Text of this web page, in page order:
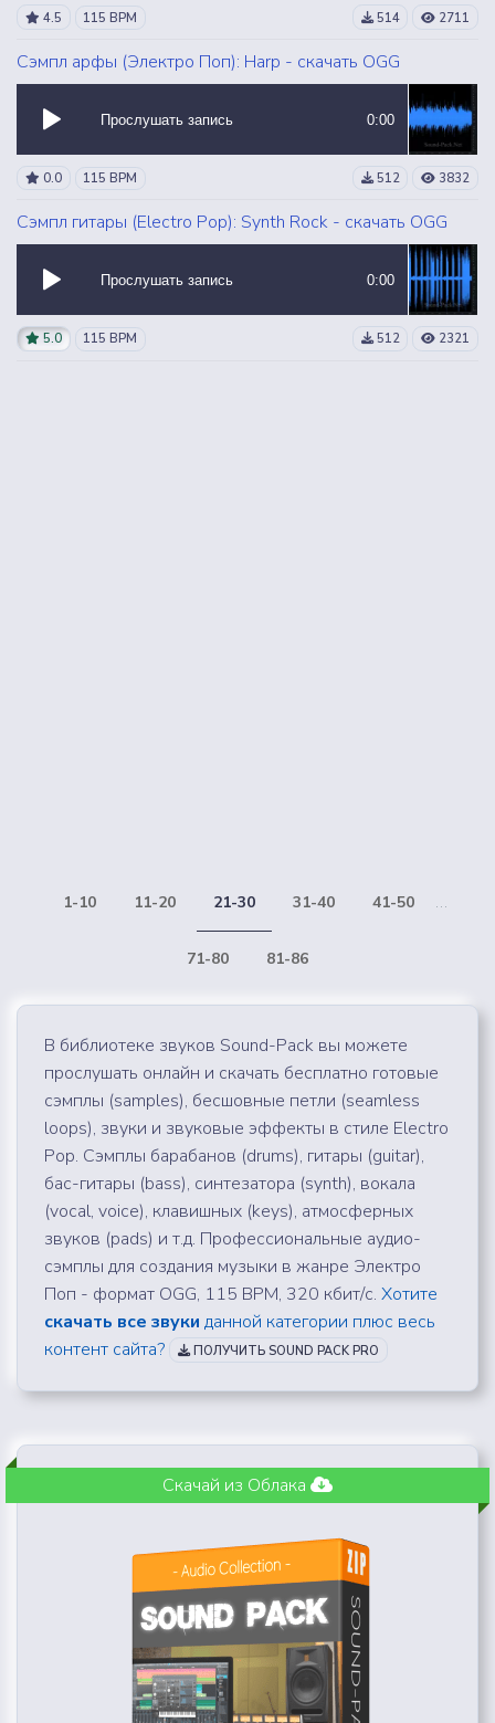
4.5 115 BPM 514 2711
Сэмпл арфы (Электро Поп): Harp - скачать OGG
Прослушать запись 0:00
0.0 115 BPM 512 3832
Сэмпл гитары (Electro Pop): Synth Rock - скачать OGG
Прослушать запись 0:00
5.0 115 BPM 512 2321
1-10 11-20 21-30 31-40 41-50 ...
71-80 81-86
В библиотеке звуков Sound-Pack вы можете
прослушать онлайн и скачать бесплатно готовые
сэмплы (samples), бесшовные петли (seamless
loops), звуки и звуковые эффекты в стиле Electro
Pop. Сэмплы барабанов (drums), гитары (guitar),
бас-гитары (bass), синтезатора (synth), вокала
(vocal, voice), клавишных (keys), атмосферных
звуков (pads) и т.д. Профессиональные аудио-
сэмплы для создания музыки в жанре Электро
Поп - формат OGG, 115 BPM, 320 кбит/с. Хотите
скачать все звуки данной категории плюс весь
контент сайта?
ПОЛУЧИТЬ SOUND PACK PRO
Скачай из Облака